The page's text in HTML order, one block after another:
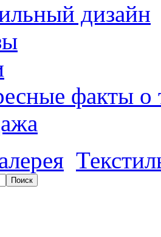
дизайн
факты о